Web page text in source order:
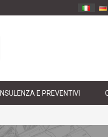
E PREVENTIVI